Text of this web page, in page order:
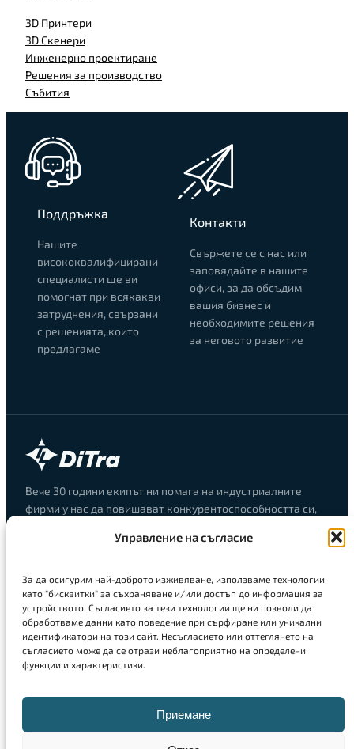
Управление на съгласие
За да осигурим най-доброто изживяване, използваме технологии
като "бисквитки" за съхраняване и/или достъп до информация за
устройството. Съгласието за тези технологии ще ни позволи да
обработваме данни като поведение при сърфиране или уникални
идентификатори на този сайт. Несъгласието или оттеглянето на
съгласието може да се отрази неблагоприятно на определени
функции и характеристики.
Приемане
3D Принтери
3D Скенери
Инженерно проектиране
Решения за производство
Събития
Поддръжка
Нашите
висококвалифицирани
специалисти ще ви
помогнат при всякакви
затруднения, свързани
с решенията, които
предлагаме
Контакти
Свържете се с нас или
заповядайте в нашите
офиси, за да обсъдим
вашия бизнес и
необходимите решения
за неговото развитие
Вече 30 години екипът ни помага на индустриалните
фирми у нас да повишават конкурентоспособността си,
комплексни решения за инженерно проектиране,
цялостно управление на инженерната дейност.
Решения
Инженерно проектиране
Решения за производство
3D принтери